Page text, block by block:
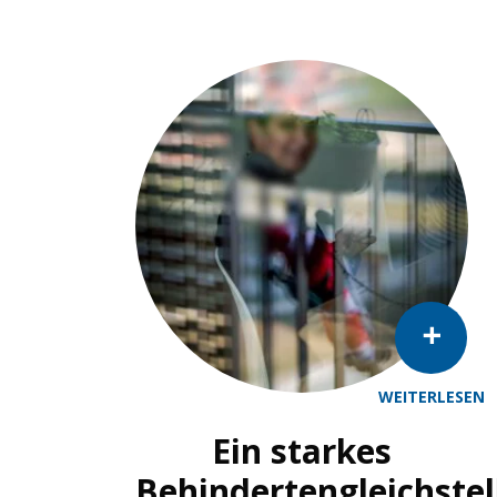
WEITERLESEN
Ein starkes